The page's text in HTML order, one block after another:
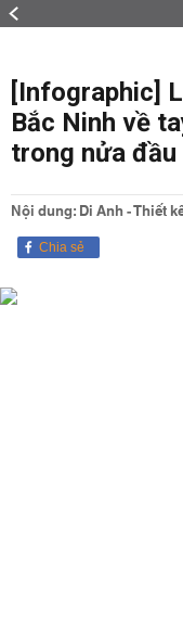
[Infographic]
Bắc Ninh về
trong nửa đầu
Nội dung: Di Anh - Thiết
Chia sẻ